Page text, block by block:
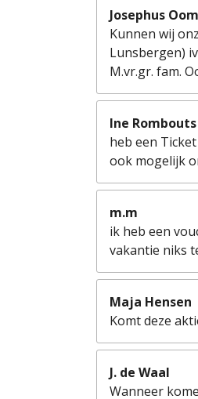
Josephus
Kunnen wij
Lunsbergen)
M.vr.gr. fam.
Ine Rombouts
heb een
ook mogelijk
m.m
ik heb een
vakantie niks
Maja Hensen
Komt deze
J. de Waal
Wanneer